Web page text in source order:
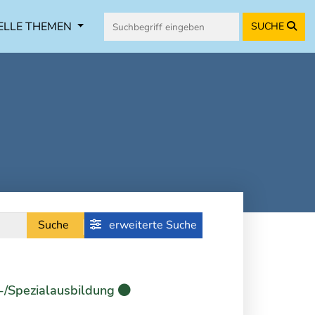
THEMEN SUCHE
Suche erweiterte Suche
Spezialausbildung